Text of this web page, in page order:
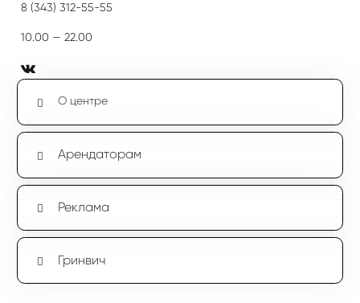
8 (343) 312-55-55
10.00 — 22.00
О центре
Арендаторам
Реклама
Гринвич